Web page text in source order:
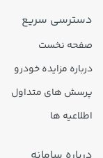
دسترسی سریع
صفحه نخست
درباره مزایده خودرو
پرسش های متداول
اطلاعیه ها